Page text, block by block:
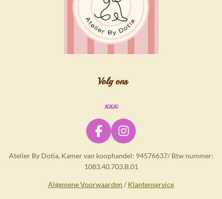
Volg ons
xxx
F
c
e
b
I
s
t
a
Atelier By Dotia, Kamer van koophandel: 94576637/ Btw nummer:
1083.40.703.B.01
Algemene Voorwaarden / Klantenservice